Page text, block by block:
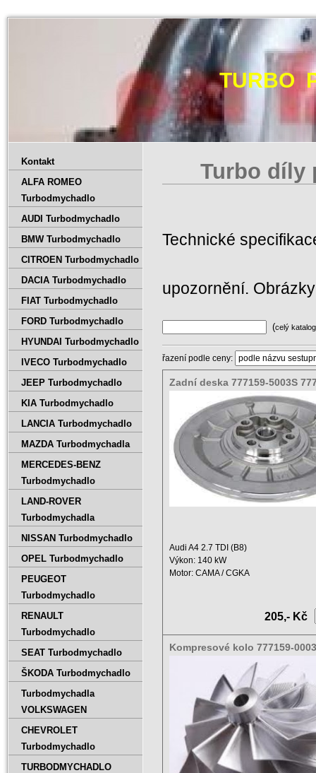
TURBO
Turbo díly
Technické
upozornění.
(celý katalog
řazení podle ceny:
Zadní deska 777159-5003S
Audi A4 2.7 TDI (B8)
Výkon: 140 kW
Motor: CAMA / CGKA
205,- Kč
Kompresové kolo 777159-
Kontakt
ALFA ROMEO
Turbodmychadlo
AUDI Turbodmychadlo
BMW Turbodmychadlo
CITROEN Turbodmychadlo
DACIA Turbodmychadlo
FIAT Turbodmychadlo
FORD Turbodmychadlo
HYUNDAI Turbodmychadlo
IVECO Turbodmychadlo
JEEP Turbodmychadlo
KIA Turbodmychadlo
LANCIA Turbodmychadlo
MAZDA Turbodmychadla
MERCEDES-BENZ
Turbodmychadlo
LAND-ROVER
Turbodmychadla
NISSAN Turbodmychadlo
OPEL Turbodmychadlo
PEUGEOT
Turbodmychadlo
RENAULT
Turbodmychadlo
SEAT Turbodmychadlo
ŠKODA Turbodmychadlo
Turbodmychadla
VOLKSWAGEN
CHEVROLET
Turbodmychadlo
TURBODMYCHADLO